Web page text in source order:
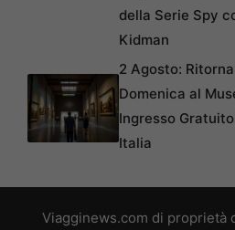
della Serie Spy
Kidman
2 Agosto:
Domenica al
Ingresso
Italia
Viagginews.com di proprietà